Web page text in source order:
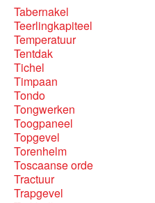
Tabernakel
Teerlingkapiteel
Temperatuur
Tentdak
Tichel
Timpaan
Tondo
Tongwerken
Toogpaneel
Topgevel
Torenhelm
Toscaanse orde
Tractuur
Trapgevel